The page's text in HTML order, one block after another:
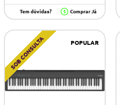
Tem dúvidas? Comprar Já
POPULAR
SOB CONSULTA